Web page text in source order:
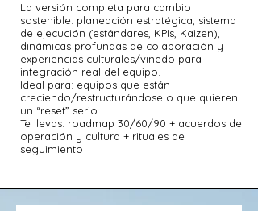
La versión completa para cambio
sostenible: planeación estratégica, sistema
de ejecución (estándares, KPIs, Kaizen),
dinámicas profundas de colaboración y
experiencias culturales/viñedo para
integración real del equipo.
Ideal para: equipos que están
creciendo/restructurándose o que quieren
un “reset” serio.
Te llevas: roadmap 30/60/90 + acuerdos de
operación y cultura + rituales de
seguimiento